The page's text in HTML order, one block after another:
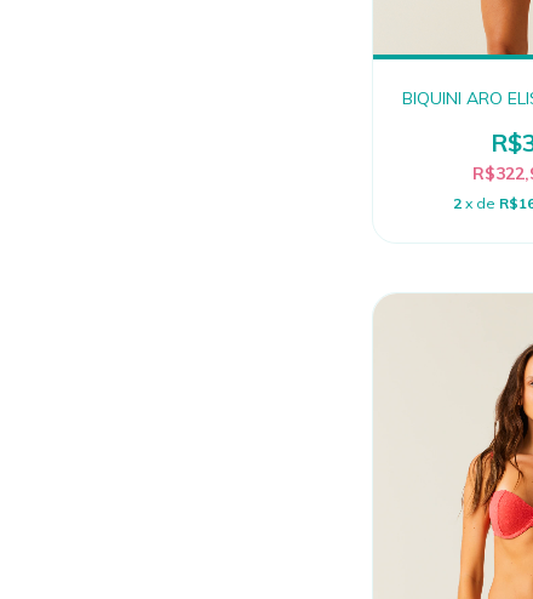
BIQUINI ARO
2 x de